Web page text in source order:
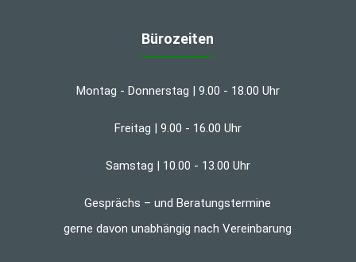
Bürozeiten
Montag - Donnerstag | 9.00 - 18.00 Uhr
Freitag | 9.00 - 16.00 Uhr
Samstag | 10.00 - 13.00 Uhr
Gesprächs – und Beratungstermine
gerne davon unabhängig nach Vereinbarung